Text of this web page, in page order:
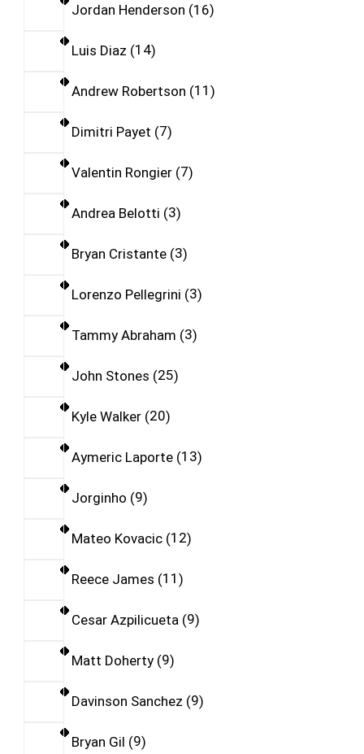
Jordan Henderson 16
Luis Diaz 14
Andrew Robertson 11
Dimitri Payet 7
Valentin Rongier 7
Andrea Belotti 3
Bryan Cristante 3
Lorenzo Pellegrini 3
Tammy Abraham 3
John Stones 25
Kyle Walker 20
Aymeric Laporte 13
Jorginho 9
Mateo Kovacic 12
Reece James 11
Cesar Azpilicueta 9
Matt Doherty 9
Davinson Sanchez 9
Bryan Gil 9